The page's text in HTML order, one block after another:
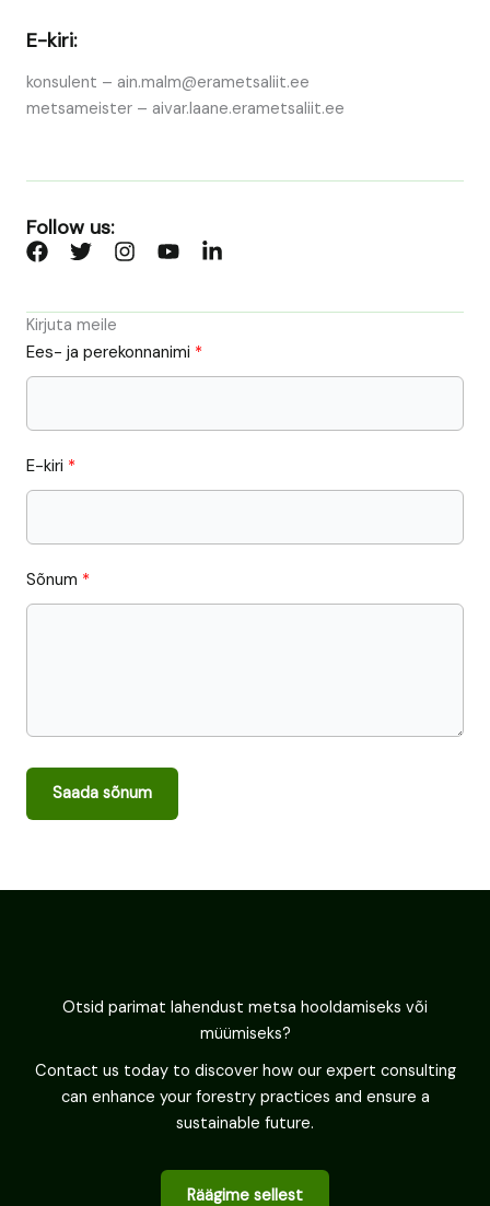
E-kiri:
konsulent – ain.malm@erametsaliit.ee
metsameister – aivar.laane.erametsaliit.ee
Follow us:
Kirjuta meile
Ees- ja perekonnanimi
E-kiri
Sõnum
Saada sõnum
Otsid parimat lahendust metsa hooldamiseks või
müümiseks?
Contact us today to discover how our expert consulting
can enhance your forestry practices and ensure a
sustainable future.
Räägime sellest